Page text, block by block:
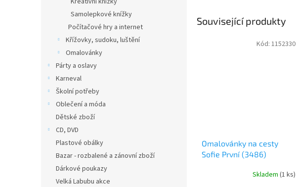
Samolepkové knížky
Počítačové hry a internet
Křížovky, sudoku, luštění
Omalovánky
Párty a oslavy
Karneval
Školní potřeby
Oblečení a móda
Dětské zboží
CD, DVD
Plastové obálky
Bazar - rozbalené a zánovní zboží
Dárkové poukazy
Velká Labubu akce
Související produkty
Omalovánky na cesty
Sofie První (3486)
Skladem (1 ks)
Kód: 1152330